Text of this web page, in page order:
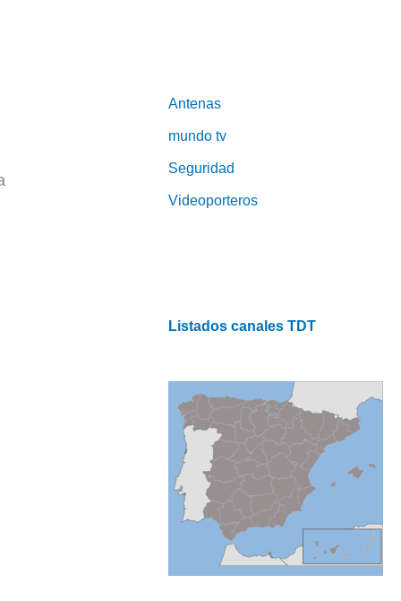
Antenas
mundo tv
Seguridad
Videoporteros
Listados canales TDT